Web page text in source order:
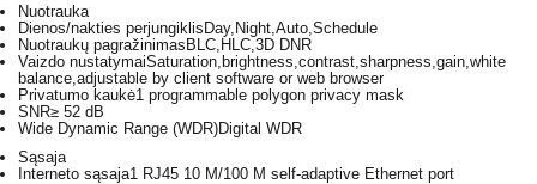
Nuotrauka
Dienos/nakties perjungiklisDay,Night,Auto,Schedule
Nuotraukų pagražinimasBLC,HLC,3D DNR
Vaizdo nustatymaiSaturation,brightness,contrast,sharpness,gain,white
balance,adjustable by client software or web browser
Privatumo kaukė1 programmable polygon privacy mask
SNR≥ 52 dB
Wide Dynamic Range (WDR)Digital WDR
Sąsaja
Interneto sąsaja1 RJ45 10 M/100 M self-adaptive Ethernet port